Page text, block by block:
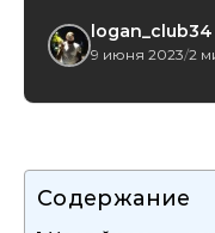
logan_club34
9 июня 2023/2
Содержание